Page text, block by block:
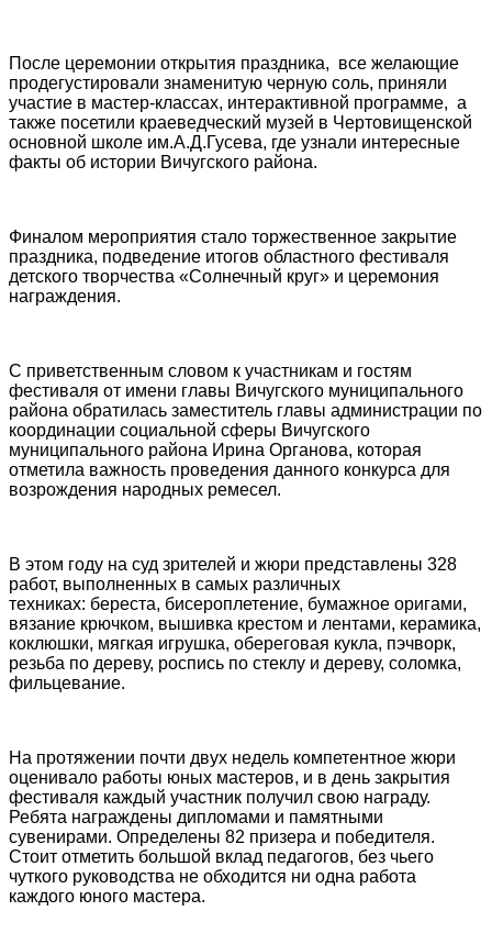
После церемонии открытия праздника, все желающие
продегустировали знаменитую черную соль, приняли
участие в мастер-классах, интерактивной программе, а
также посетили краеведческий музей в Чертовищенской
основной школе им.А.Д.Гусева, где узнали интересные
факты об истории Вичугского района.
Финалом мероприятия стало торжественное закрытие
праздника, подведение итогов областного фестиваля
детского творчества «Солнечный круг» и церемония
награждения.
С приветственным словом к участникам и гостям
фестиваля от имени главы Вичугского муниципального
района обратилась заместитель главы администрации по
координации социальной сферы Вичугского
муниципального района Ирина Органова, которая
отметила важность проведения данного конкурса для
возрождения народных ремесел.
В этом году на суд зрителей и жюри представлены 328
работ, выполненных в самых различных
техниках: береста, бисероплетение, бумажное оригами,
вязание крючком, вышивка крестом и лентами, керамика,
коклюшки, мягкая игрушка, обереговая кукла, пэчворк,
резьба по дереву, роспись по стеклу и дереву, соломка,
фильцевание.
На протяжении почти двух недель компетентное жюри
оценивало работы юных мастеров, и в день закрытия
фестиваля каждый участник получил свою награду.
Ребята награждены дипломами и памятными
сувенирами. Определены 82 призера и победителя.
Стоит отметить большой вклад педагогов, без чьего
чуткого руководства не обходится ни одна работа
каждого юного мастера.